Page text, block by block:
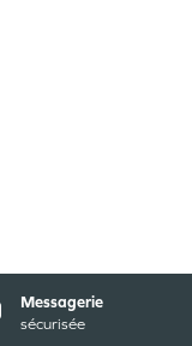
Messagerie
sécurisée